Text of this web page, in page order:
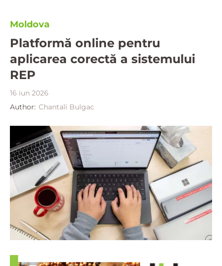
Moldova
Platformă online pentru
aplicarea corectă a sistemului
REP
16 iun 2026
Author: Chantali Bulgac